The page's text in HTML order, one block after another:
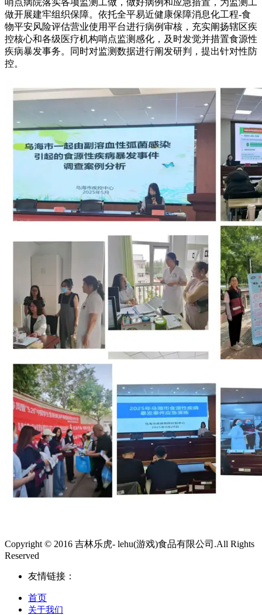
做开展建牢组织保障。依托全平易近健康保障消息化工程-食
物平安风险评估营业使用平台进行病例审核，充实阐扬辖区疾
控核心和各级医疗机构哨点监测感化，及时发觉并措置食源性
疾病暴发事务。同时对监测数据进行阐发研判，提出针对性防
控。
Copyright © 2016 吉林乐虎- lehu(游戏)食品有限公司.All Rights
Reserved
友情链接：
首页
关于我们